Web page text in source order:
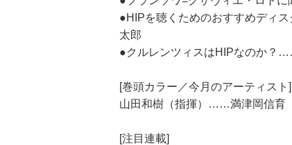
●HIPを聴くためのおすすめディ
太郎
●クルレンツィスはHIPなのか？
[巻頭カラー／今月のアーティスト]
山田和樹（指揮）……満津岡信育
[注目連載]